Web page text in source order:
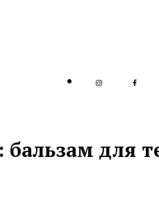
бальзам для